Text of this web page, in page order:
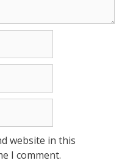
website in this
I comment.